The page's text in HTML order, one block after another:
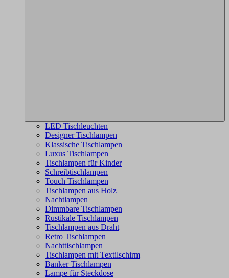
LED Tischleuchten
Designer Tischlampen
Klassische Tischlampen
Luxus Tischlampen
Tischlampen für Kinder
Schreibtischlampen
Touch Tischlampen
Tischlampen aus Holz
Nachtlampen
Dimmbare Tischlampen
Rustikale Tischlampen
Tischlampen aus Draht
Retro Tischlampen
Nachttischlampen
Tischlampen mit Textilschirm
Banker Tischlampen
Lampe für Steckdose